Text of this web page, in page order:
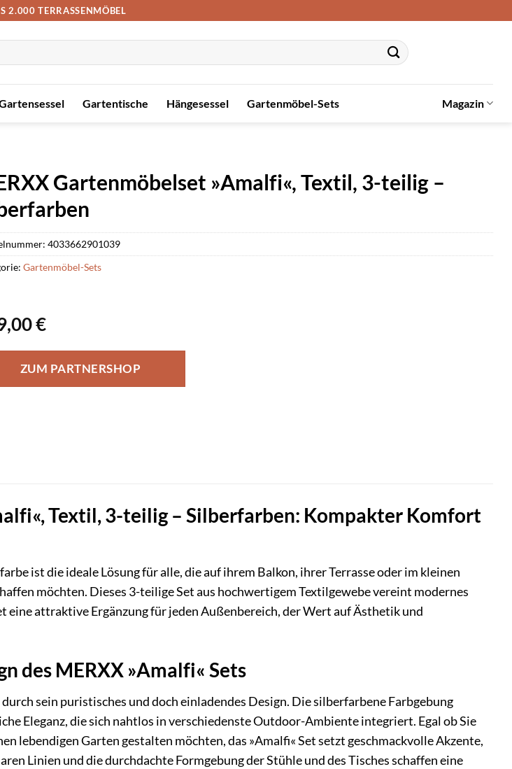
2.000 TERRASSENMÖBEL
Gartentische Hängesessel Gartenmöbel-Sets Magazin
Gartenmöbelset »Amalfi«, Textil, 3-teilig –
€
ZUM PARTNERSHOP
4033662901039
Gartenmöbel-Sets
Textil, 3-teilig – Silberfarben: Kompakter Komfort
ist die ideale Lösung für alle, die auf ihrem Balkon, ihrer Terrasse oder im kleinen
möchten. Dieses 3-teilige Set aus hochwertigem Textilgewebe vereint modernes
attraktive Ergänzung für jeden Außenbereich, der Wert auf Ästhetik und
des MERXX »Amalfi« Sets
sein puristisches und doch einladendes Design. Die silberfarbene Farbgebung
Eleganz, die sich nahtlos in verschiedenste Outdoor-Ambiente integriert. Egal ob Sie
lebendigen Garten gestalten möchten, das »Amalfi« Set setzt geschmackvolle Akzente,
Linien und die durchdachte Formgebung der Stühle und des Tisches schaffen eine